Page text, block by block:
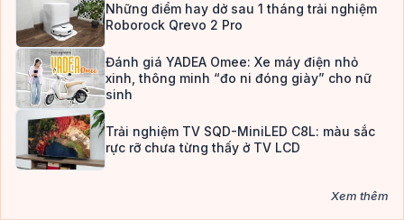
Những điểm hay dở sau 1 tháng trải nghiệm
Roborock Qrevo 2 Pro
Đánh giá YADEA Omee: Xe máy điện nhỏ
xinh, thông minh “đo ni đóng giày” cho nữ
sinh
Trải nghiệm TV SQD-MiniLED C8L: màu sắc
rực rỡ chưa từng thấy ở TV LCD
Xem thêm